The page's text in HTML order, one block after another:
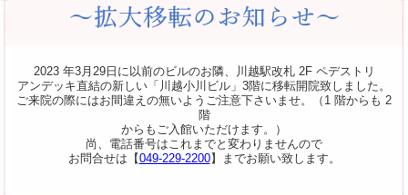
2023 年3月29日に以前のビルのお隣、川越駅改札 2F ペデストリ
アンデッキ直結の新しい「川越小川ビル」3階に移転開院致しました。
ご来院の際にはお間違えの無いようご注意下さいませ。（1 階からも 2
階
からもご入館いただけます。）
尚、電話番号はこれまでと変わりませんので
お問合せは【049-229-2200】までお願い致します。